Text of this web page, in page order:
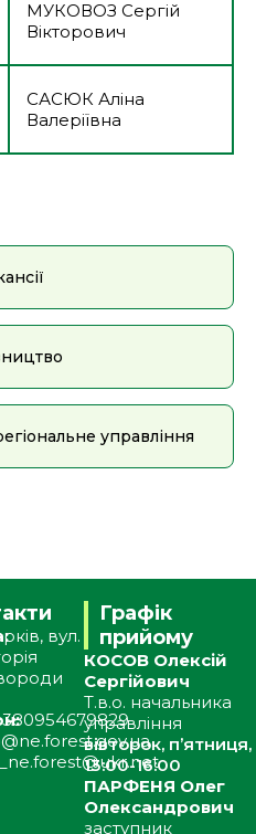
МУКОВОЗ Сергій
Вікторович
САСЮК Аліна
Валеріївна
управління
вул.
Графік
прийому
КОСОВ Олексій
Сергійович
Т.в.о. начальника
управління
вівторок, п’ятниця,
13:00-16:00
ПАРФЕНЯ Олег
Олександрович
заступник